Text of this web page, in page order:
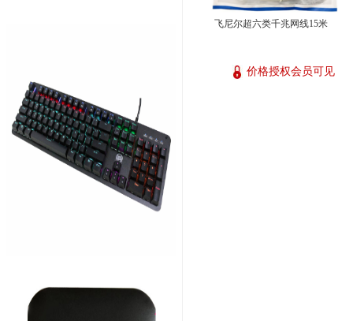
飞尼尔超六类千兆网线15米
价格授权会员可见